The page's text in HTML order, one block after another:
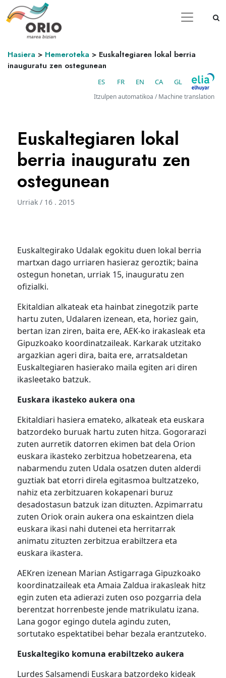
Hasiera > Hemeroteka > Euskaltegiaren lokal berria
inauguratu zen ostegunean
ES FR EN CA GL
Itzulpen automatikoa / Machine translation
Euskaltegiaren lokal
berria inauguratu zen
ostegunean
Urriak / 16 . 2015
Euskaltegirako Udalak egokitu duen lokal berria
martxan dago urriaren hasieraz geroztik; baina
ostegun honetan, urriak 15, inauguratu zen
ofizialki.
Ekitaldian alkateak eta hainbat zinegotzik parte
hartu zuten, Udalaren izenean, eta, horiez gain,
bertan izan ziren, baita ere, AEK-ko irakasleak eta
Gipuzkoako koordinatzaileak. Karkarak utzitako
argazkian ageri dira, baita ere, arratsaldetan
Euskaltegiaren hasierako maila egiten ari diren
ikasleetako batzuk.
Euskara ikasteko aukera ona
Ekitaldiari hasiera emateko, alkateak eta euskara
batzordeko buruak hartu zuten hitza. Gogorarazi
zuten aurretik datorren ekimen bat dela Orion
euskara ikasteko zerbitzua hobetzearena, eta
nabarmendu zuten Udala osatzen duten alderdi
guztiak bat etorri direla egitasmoa bultzatzeko,
nahiz eta zerbitzuaren kokapenari buruz
desadostasun batzuk izan dituzten. Azpimarratu
zuten Oriok orain aukera ona eskaintzen diela
euskara ikasi nahi dutenei eta herritarrak
animatu zituzten zerbitzua erabiltzera eta
euskara ikastera.
AEKren izenean Marian Astigarraga Gipuzkoako
koordinatzaileak eta Amaia Zaldua irakasleak hitz
egin zuten eta adierazi zuten oso pozgarria dela
berentzat horrenbeste jende matrikulatu izana.
Lana gogor egingo dutela agindu zuten,
sortutako espektatibei behar bezala erantzuteko.
Euskaltegiko komuna erabiltzeko aukera
Lurdes Salsamendi Euskara batzordeko kideak